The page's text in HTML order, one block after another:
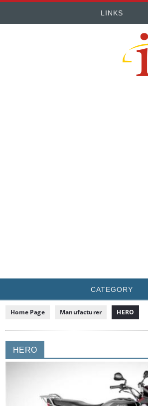
LINKS
CATEGORY
Home Page Manufacturer HERO
HERO